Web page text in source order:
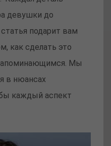
девушки до
подарит вам
как сделать это
Мы
в нюансах
каждый аспект